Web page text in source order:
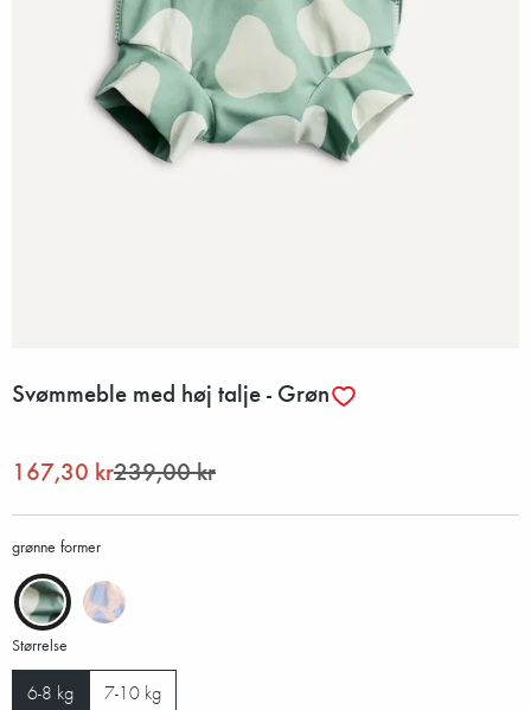
Svømmeble med høj talje - Grøn
167,30 kr239,00 kr
grønne former
Størrelse
6-8 kg 7-10 kg